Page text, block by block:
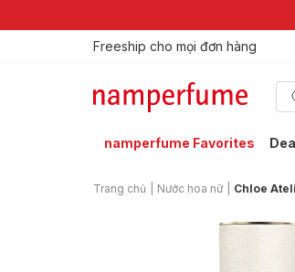
Freeship cho mọi đơn hàng
Thương hiệu nước hoa uy tín từ
namperfume Favorites
Trang chủ Nước hoa nữ Chloe